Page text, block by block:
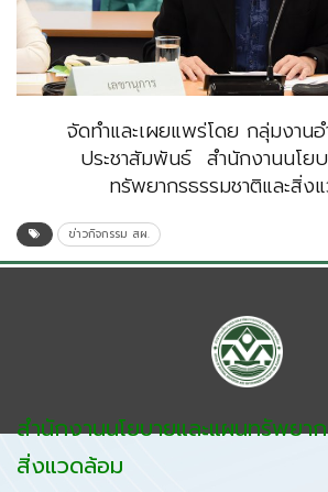
จัดทำและเผยแพร่โดย กลุ่มงานอ
ประชาสัมพันธ์ สำนักงานนโย
ทรัพยากรธรรมชาติและสิ่ง
ข่าวกิจกรรม สผ.
สำนักงานนโยบายและแผนทรัพยา
สิ่งแวดล้อม